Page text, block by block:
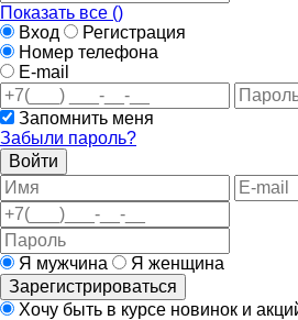
Показать все ()
Вход
Регистрация
Номер телефона
E-mail
Запомнить меня
Забыли пароль?
Войти
Я мужчина
Я женщина
Зарегистрироваться
Хочу быть в курсе новинок и